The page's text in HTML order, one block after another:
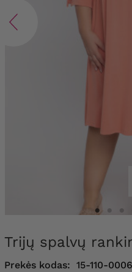
Trijų spalvų
Prekės kodas: 15-110-